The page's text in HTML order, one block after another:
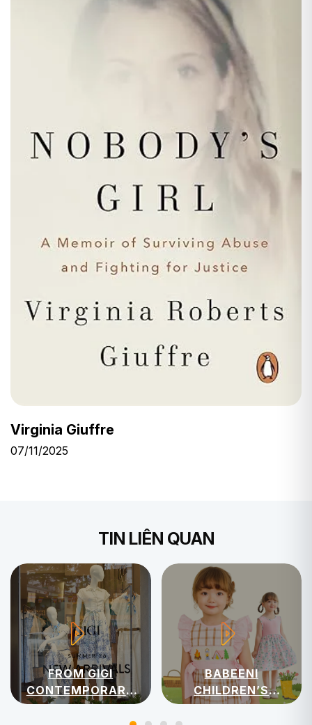
Virginia Giuffre
07/11/2025
TIN LIÊN QUAN
FROM GIGI
CONTEMPORARY
WOMENSWEAR
BABEENI
CHILDREN’S
APPAREL